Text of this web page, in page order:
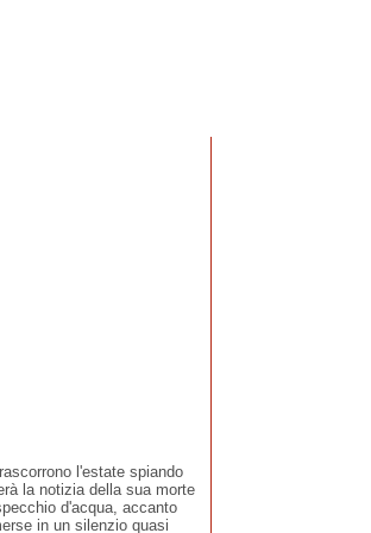
l'estate spiando
la notizia della sua morte
d'acqua, accanto
in un silenzio quasi